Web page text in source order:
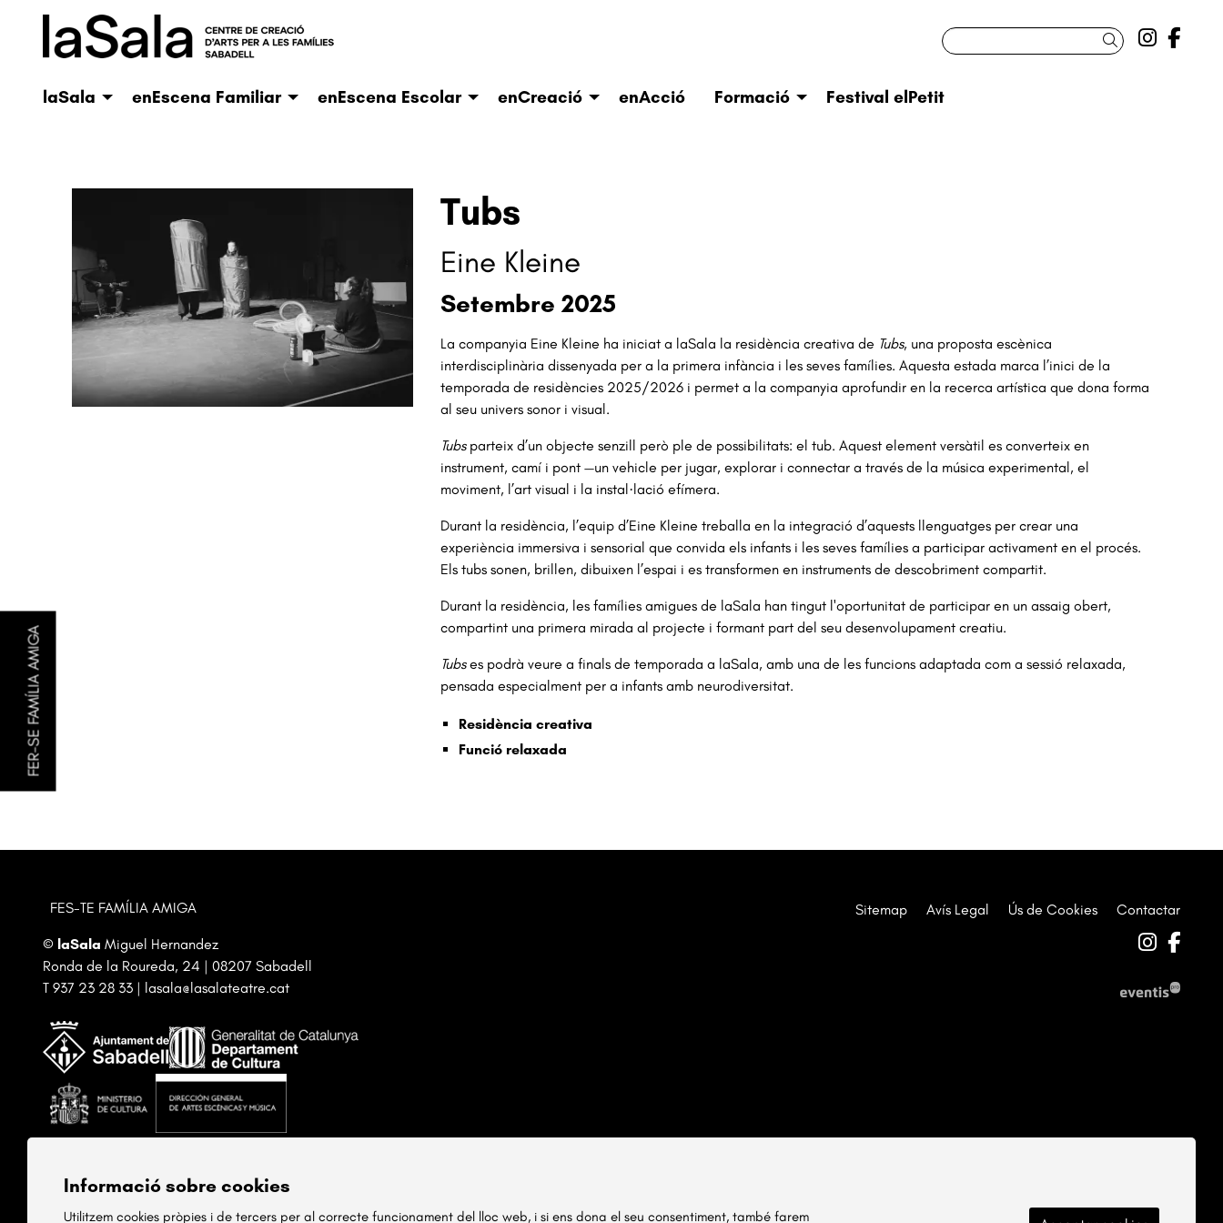
FER-SE FAMÍLIA AMIGA
Link a
Link
Cercar
laSala enEscena Familiar enEscena Escolar enCreació enAcció Formació Festival elPetit
Tubs
Eine Kleine
Setembre 2025
La companyia Eine Kleine ha iniciat a laSala la residència creativa de Tubs, una proposta escènica
interdisciplinària dissenyada per a la primera infància i les seves famílies. Aquesta estada marca l’inici de la
temporada de residències 2025/2026 i permet a la companyia aprofundir en la recerca artística que dona forma
al seu univers sonor i visual.
Tubs parteix d’un objecte senzill però ple de possibilitats: el tub. Aquest element versàtil es converteix en
instrument, camí i pont —un vehicle per jugar, explorar i connectar a través de la música experimental, el
moviment, l’art visual i la instal·lació efímera.
Durant la residència, l’equip d’Eine Kleine treballa en la integració d’aquests llenguatges per crear una
experiència immersiva i sensorial que convida els infants i les seves famílies a participar activament en el procés.
Els tubs sonen, brillen, dibuixen l’espai i es transformen en instruments de descobriment compartit.
Durant la residència, les famílies amigues de laSala han tingut l'oportunitat de participar en un assaig obert,
compartint una primera mirada al projecte i formant part del seu desenvolupament creatiu.
Tubses podrà veure a finals de temporada a laSala, amb una de les funcions adaptada com a sessió relaxada,
pensada especialment per a infants amb neurodiversitat.
Residència creativa
Funció relaxada
FES-TE FAMÍLIA AMIGA
© laSala Miguel Hernandez
Ronda de la Roureda, 24 | 08207 Sabadell
T 937 23 28 33 | lasala@lasalateatre.cat
Sitemap Avís Legal Ús de Cookies Contactar
Link a
Link
Informació sobre cookies
Utilitzem cookies pròpies i de tercers per al correcte funcionament del lloc web, i si ens dona el seu consentiment, també farem